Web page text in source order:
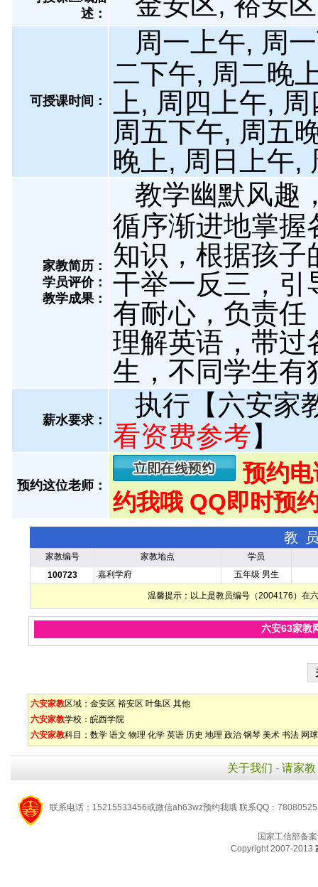
述：
可授课时间：
周一上午, 周
二下午, 周二晚
上, 周四上午,
周五下午, 周五
晚上, 周日上午,
家教简历：
学员评价：
教学成果：
教学幽默风趣
循序渐进地掌握
知识，根据孩子
干举一反三，引
有耐心，负责任
理解英语，带过
生，不同学生有
薪水要求：
执行【六安家
看资费参考】
预约这位老师：
预约
约我哦 QQ即时预
教
家教编号 家教地点
学员
100723
.嘉利学府 五年级 男生
温馨提示：以上是教员编号（2004176）在
六安63家教
六安家教区域： 金安区 裕安区 叶集区 其他
六安家教学校： 皖西学院
六安家教科目： 数学 语文 物理 化学 英语 历史 地理 政治 钢琴 美术 书法 网球
关于我们 - 请家教
联系电话：15215533456或微信ah63wz预约我哦 联系QQ：
国家工信部备
Copyright 2007-2013